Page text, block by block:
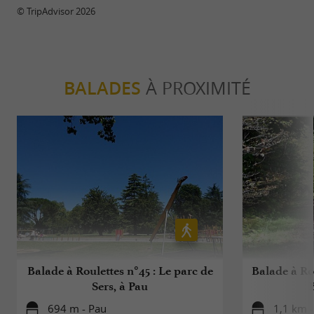
© TripAdvisor 2026
BALADES À PROXIMITÉ
Balade à Roulettes n°45 : Le parc de
Sers, à Pau
694 m - Pau
Balade à
1,1 km